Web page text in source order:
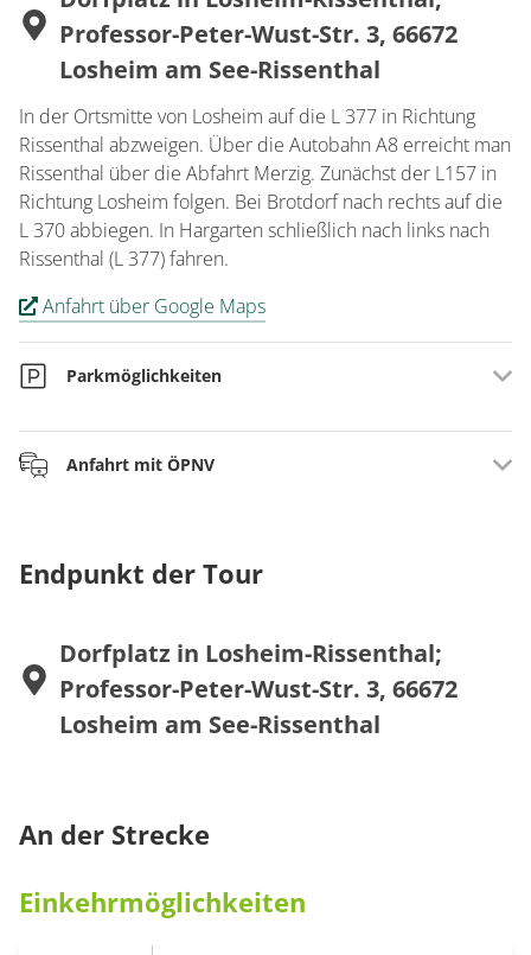
Professor-Peter-Wust-Str. 3, 66672
Losheim am See-Rissenthal
In der Ortsmitte von Losheim auf die L 377 in Richtung
Rissenthal abzweigen. Über die Autobahn A8 erreicht man
Rissenthal über die Abfahrt Merzig. Zunächst der L157 in
Richtung Losheim folgen. Bei Brotdorf nach rechts auf die
L 370 abbiegen. In Hargarten schließlich nach links nach
Rissenthal (L 377) fahren.
Anfahrt über Google Maps
Parkmöglichkeiten
Auf dem Dorfplatz in der Ortsmitte
Anfahrt mit ÖPNV
Buslinie 222, 225, 230, 231, 235 nach Rissenthal Ortsmitte.
Endpunkt der Tour
Dorfplatz in Losheim-Rissenthal;
Professor-Peter-Wust-Str. 3, 66672
Losheim am See-Rissenthal
An der Strecke
Einkehrmöglichkeiten